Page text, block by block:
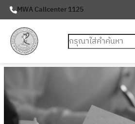
MWA Callcenter 1125
ค้นหา